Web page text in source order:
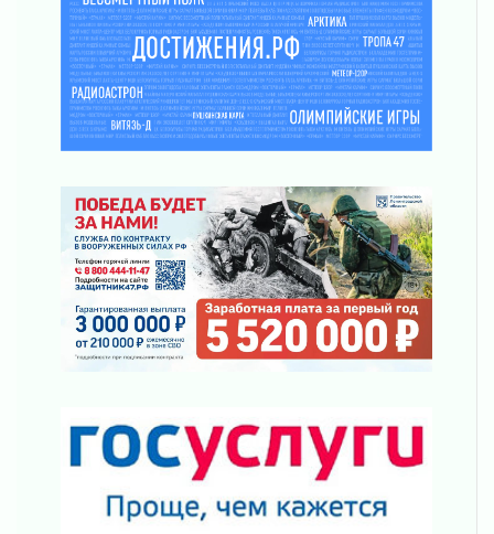
В Ивангороде назвали новых почетных
граждан Ленинградской области
02 августа 2026
Готовность №1
02 августа 2026
Километровые столбы «Дороги жизни»
02 августа 2026
Ленобласть внедрила передовую подготовку
операторов БПЛА
02 августа 2026
В Ивангороде появилась «Избушка-
воробушка»
02 августа 2026
Лето катится с горки
01 августа 2026
В Ленобласти открылась экспозиция к 150-
летию Билибина
01 августа 2026